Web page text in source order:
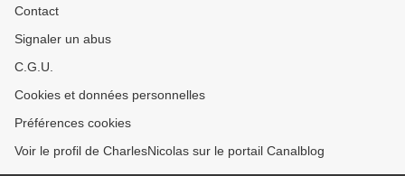
Contact
Signaler un abus
C.G.U.
Cookies et données personnelles
Préférences cookies
Voir le profil de CharlesNicolas sur le portail Canalblog